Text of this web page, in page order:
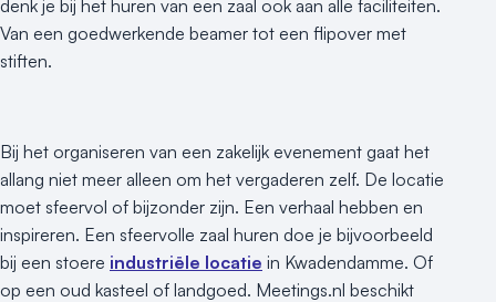
denk je bij het huren van een zaal ook aan alle faciliteiten.
Van een goedwerkende beamer tot een flipover met
stiften.
Bij het organiseren van een zakelijk evenement gaat het
allang niet meer alleen om het vergaderen zelf. De locatie
moet sfeervol of bijzonder zijn. Een verhaal hebben en
inspireren. Een sfeervolle zaal huren doe je bijvoorbeeld
bij een stoere industriële locatie in Kwadendamme. Of
op een oud kasteel of landgoed. Meetings.nl beschikt